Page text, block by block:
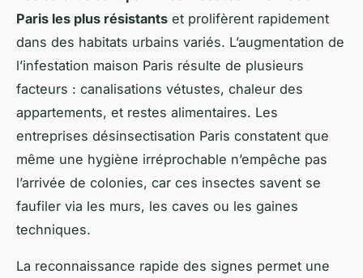
Paris les plus résistants et prolifèrent rapidement
dans des habitats urbains variés. L’augmentation de
l’infestation maison Paris résulte de plusieurs
facteurs : canalisations vétustes, chaleur des
appartements, et restes alimentaires. Les
entreprises désinsectisation Paris constatent que
même une hygiène irréprochable n’empêche pas
l’arrivée de colonies, car ces insectes savent se
faufiler via les murs, les caves ou les gaines
techniques.
La reconnaissance rapide des signes permet une